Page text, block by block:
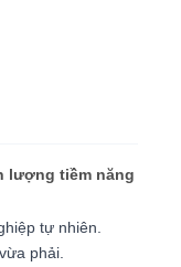
lượng tiềm năng
tự nhiên.
phải.